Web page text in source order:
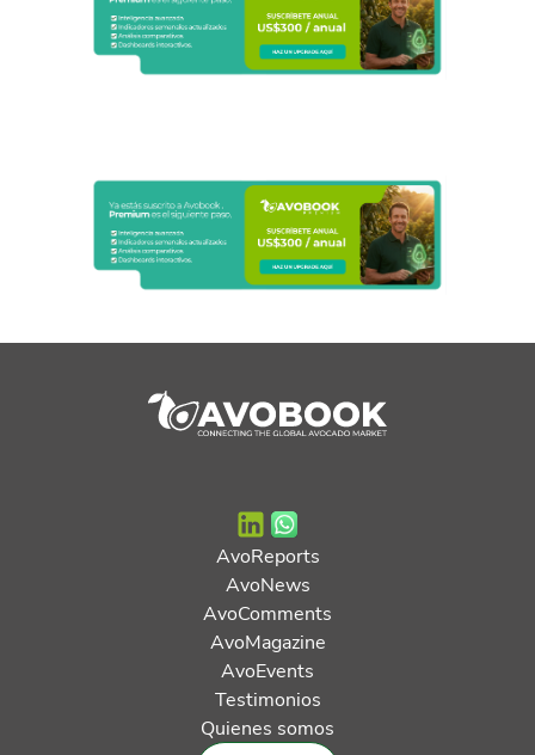
AvoReports
AvoNews
AvoComments
AvoMagazine
AvoEvents
Testimonios
Quienes somos